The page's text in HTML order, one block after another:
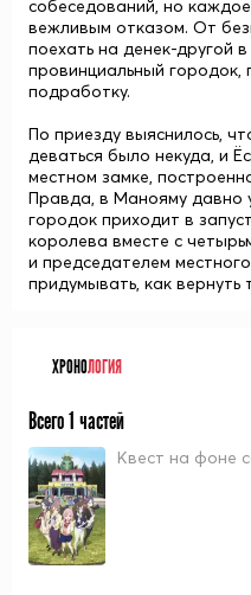
собеседований, но
вежливым отказом. От
поехать на денек-другой
провинциальный городок,
подработку.
По приезду выяснилось,
деваться было некуда, и
местном замке,
Правда, в Манояму давно
городок приходит в
королева вместе с
и председателем
придумывать, как
ХРОНОЛОГИЯ
Всего 1 частей
Квест на фоне